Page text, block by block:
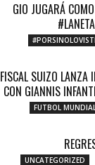
GIO JUGARÁ
FISCAL SUIZO LANZA
CON GIANNIS
FUTBOL
UNCATEGORIZED